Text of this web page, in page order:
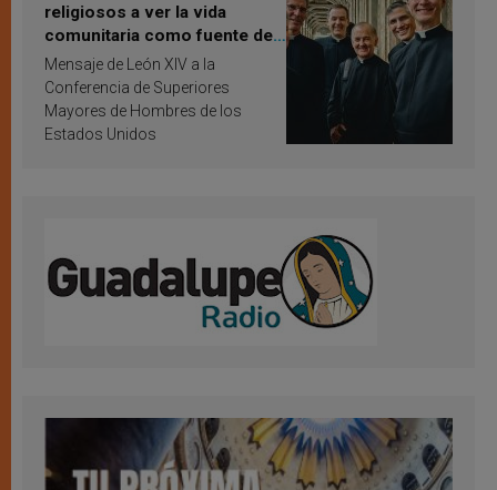
religiosos a ver la vida
comunitaria como fuente de
inspiración y santificación
Mensaje de León XIV a la
Conferencia de Superiores
Mayores de Hombres de los
Estados Unidos